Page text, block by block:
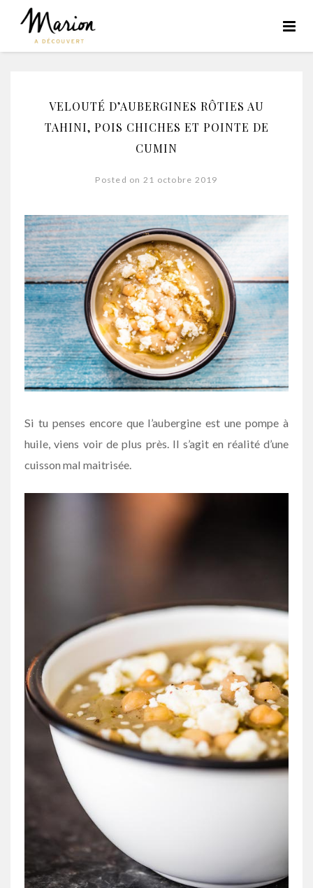
VELOUTÉ D’AUBERGINES RÔTIES AU
TAHINI, POIS CHICHES ET POINTE DE
CUMIN
Posted on 21 octobre 2019
Si tu penses encore que l’aubergine est une pompe à
huile, viens voir de plus près. Il s’agit en réalité d’une
cuisson mal maitrisée.